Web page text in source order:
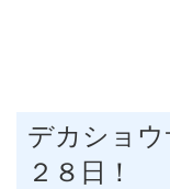
デカショウ
２８日！